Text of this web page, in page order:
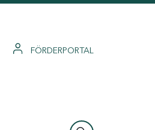
FÖRDERPORTAL